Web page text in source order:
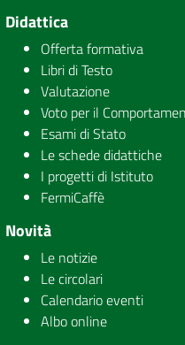
Didattica
Offerta formativa
Libri di Testo
Valutazione
Voto per il
Esami di Stato
Le schede didattiche
I progetti di Istituto
FermiCaffè
Novità
Le notizie
Le circolari
Calendario eventi
Albo online